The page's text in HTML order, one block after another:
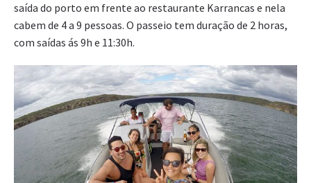
saída do porto em frente ao restaurante Karrancas e nela
cabem de 4 a 9 pessoas. O passeio tem duração de 2 horas,
com saídas ás 9h e 11:30h.